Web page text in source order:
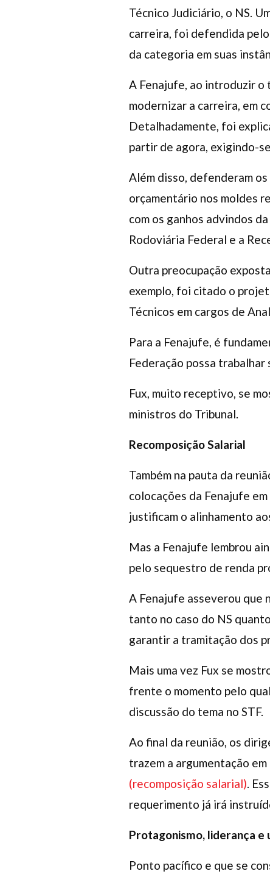
Técnico Judiciário, o NS.
carreira, foi defendida
da categoria em suas
A Fenajufe, ao introduzir
modernizar a carreira, em
Detalhadamente, foi
partir de agora, exigindo-
Além disso, defenderam
orçamentário nos moldes
com os ganhos advindos
Rodoviária Federal e a
Outra preocupação
exemplo, foi citado o
Técnicos em cargos de
Para a Fenajufe, é
Federação possa
Fux, muito receptivo, se
ministros do Tribunal.
Recomposição Salarial
Também na pauta da
colocações da Fenajufe
justificam o alinhamento
Mas a Fenajufe lembrou
pelo sequestro de renda
A Fenajufe asseverou que
tanto no caso do NS
garantir a tramitação dos
Mais uma vez Fux se
frente o momento pelo
discussão do tema no STF.
Ao final da reunião, os
trazem a argumentação
(recomposição salarial).
requerimento já irá
Protagonismo, liderança e
Ponto pacífico e que se